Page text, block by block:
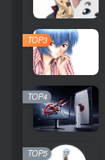
TOP3
TOP4
TOP5